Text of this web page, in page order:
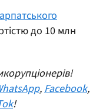
до 10 млн
, Facebook,
!